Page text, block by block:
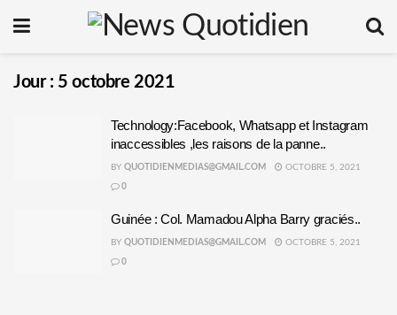
Jour : 5 octobre 2021
Technology:Facebook, Whatsapp et Instagram
inaccessibles ,les raisons de la panne..
BY QUOTIDIENMEDIAS@GMAIL.COM OCTOBRE 5, 2021
0
Guinée : Col. Mamadou Alpha Barry graciés..
BY QUOTIDIENMEDIAS@GMAIL.COM OCTOBRE 5, 2021
0